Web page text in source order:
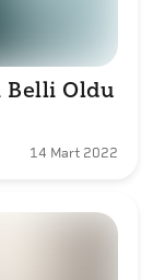
Belli Oldu
14 Mart 2022